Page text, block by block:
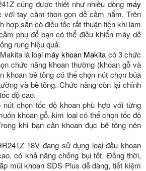
cũng được thiết như nhiều dòng máy
tay cầm thon gọn dễ cầm nắm. Trên
hợp sẵn cò điều tốc rất thuận tiện khi làm
phụ để bạn có thể điều khiển máy dễ
rung hiệu quả.
là loại máy khoan Makita có 3 chức
chức năng khoan thường (khoan gỗ và
khoan bê tông có thể chọn nút chọn búa
và bê tông. Chức năng còn lại chính
độ cao.
chọn tốc độ khoan phù hợp với từng
khoan gỗ, kim loại có thể chọn tốc độ
khi bạn cần khoan đục bê tông nên
18V đang sử dụng loại đầu khoan
có khả năng chống bụi tốt. Đồng thời,
mũi khoan SDS Plus dễ dàng, tiết kiệm